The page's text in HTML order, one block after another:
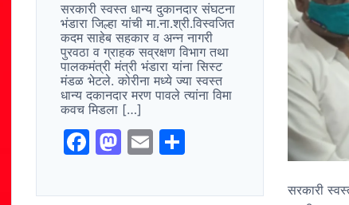
सरकारी स्वस्त धान्य दुकानदार संघटना
भंडारा जिल्हा यांची मा.ना.श्री.विस्वजित
कदम साहेब सहकार व अन्न नागरी
पुरवठा व ग्राहक सव्रक्षण विभाग तथा
पालकमंत्री मंत्री भंडारा यांना सिस्ट
मंडळ भेटले. कोरीना मध्ये ज्या स्वस्त
धान्य दकानदार मरण पावले त्यांना विमा
कवच मिडला […]
F
c
M
st
E
ai ar
सरकारी